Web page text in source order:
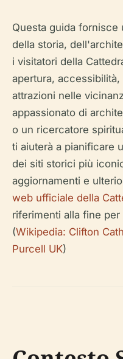
Questa guida fornisce
della storia,
i visitatori della
apertura,
attrazioni nelle
appassionato di
o un ricercatore
ti aiuterà a pianificare
dei siti storici più
aggiornamenti e
web ufficiale della
riferimenti alla fine
(Wikipedia: Clifton
Purcell UK)